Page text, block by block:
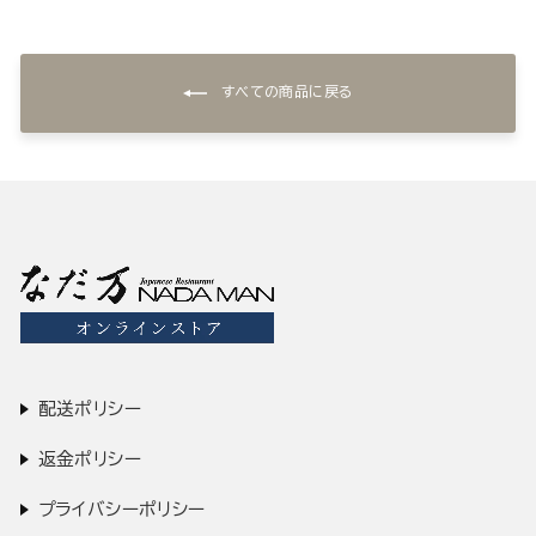
すべての商品に戻る
配送ポリシー
返金ポリシー
プライバシーポリシー